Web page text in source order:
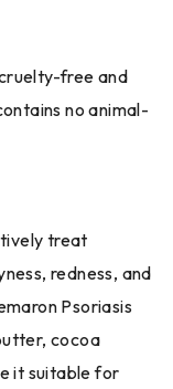
free and
no animal-
treat
redness, and
Psoriasis
cocoa
it suitable for